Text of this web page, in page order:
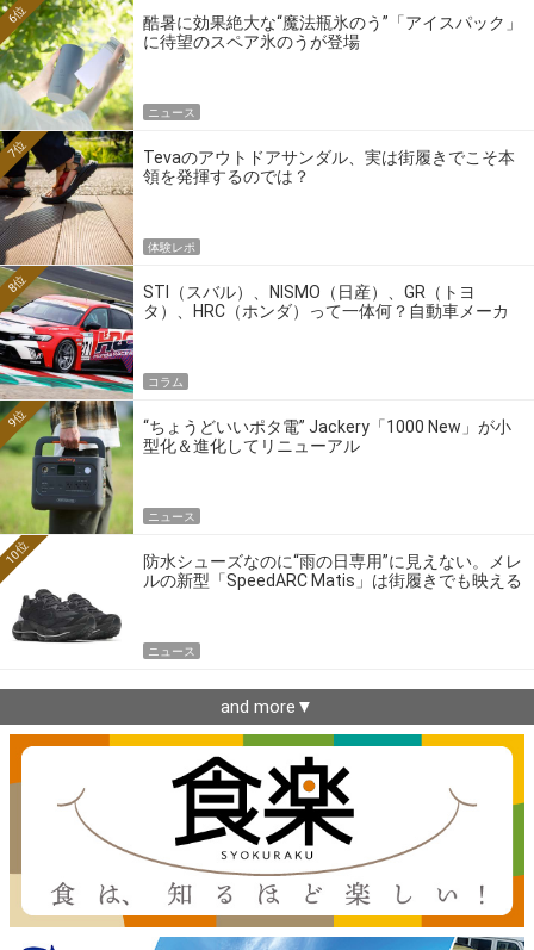
酷暑に効果絶大な“魔法瓶氷のう”「アイスパック」
に待望のスペア氷のうが登場
6位
ニュース
Tevaのアウトドアサンダル、実は街履きでこそ本
領を発揮するのでは？
7位
体験レポ
STI（スバル）、NISMO（日産）、GR（トヨ
タ）、HRC（ホンダ）って一体何？自動車メーカ
8位
コラム
“ちょうどいいポタ電” Jackery「1000 New」が小
型化＆進化してリニューアル
9位
ニュース
防水シューズなのに“雨の日専用”に見えない。メレ
ルの新型「SpeedARC Matis」は街履きでも映える
10位
ニュース
and more▼